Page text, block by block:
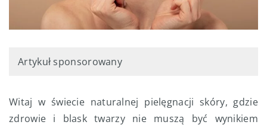
Artykuł sponsorowany
Witaj w świecie naturalnej pielęgnacji skóry, gdzie
zdrowie i blask twarzy nie muszą być wynikiem